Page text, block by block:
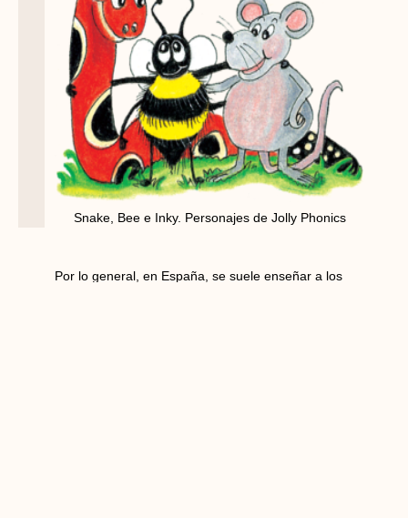
Snake, Bee e Inky. Personajes de Jolly Phonics
Por lo general, en España, se suele enseñar a los